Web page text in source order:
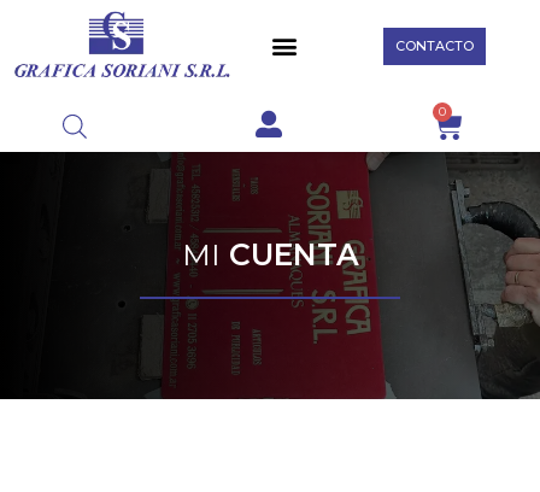
CONTACTO
0
MI CUENTA